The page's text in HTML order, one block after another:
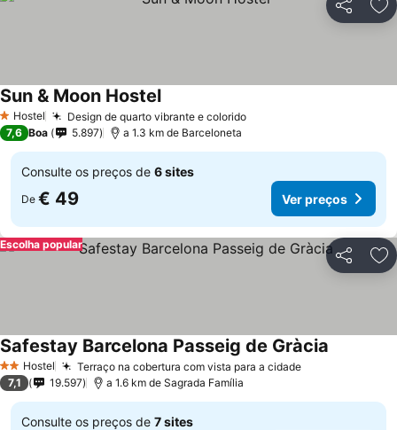
Partilhar
1 Estrelas
Hostel Design de quarto vibrante e coloridoVer preços
Sun & Moon HostelVer preços
7,6 Boa 5.897 a 1.3 km de Barceloneta
Consulte os preços de 6 sites
De € 49 Ver preços
Partilhar
Escolha popular
2 Estrelas
Hostel Terraço na cobertura com vista para a cidadeVer preços
Safestay Barcelona Passeig de Gràcia
7,1 19.597 a 1.6 km de Sagrada Família
Consulte os preços de 7 sites